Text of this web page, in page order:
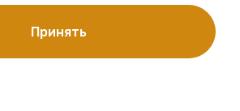
cookie
Принять